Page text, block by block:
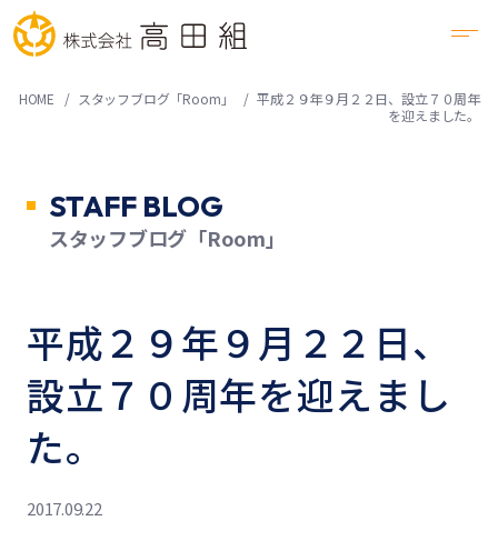
HOME スタッフブログ「Room」
平成２９年９月２２日、設立７０周年
を迎えました。
STAFF BLOG
スタッフブログ「Room」
平成２９年９月２２日、
設立７０周年を迎えまし
た。
2017.09.22